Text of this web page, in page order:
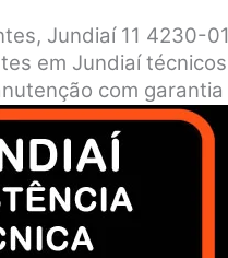
Jundiaí 11 4230-
em Jundiaí
com